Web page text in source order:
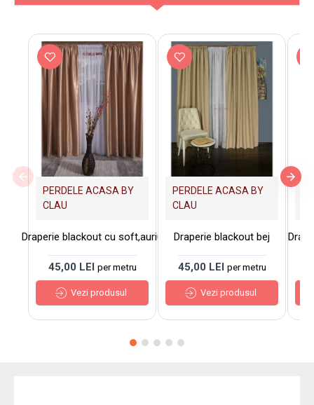
PERDELE ACASA BY
CLAU
Draperie blackout cu soft,auriu
45,00 LEI per metru
Vezi produsul
PERDELE ACASA BY
CLAU
Draperie blackout bej
45,00 LEI per metru
Vezi produsul